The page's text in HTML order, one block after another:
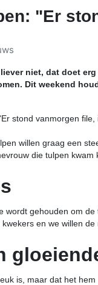
"Er
liever niet, dat doet
Dit weekend
stond vanmorgen
willen graag een
die tulpen kwam
wordt gehouden om
en we willen
is, maar dat het